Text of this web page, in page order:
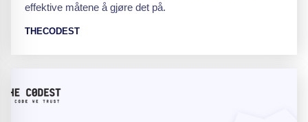
effektive måtene å gjøre det på.
THECODEST